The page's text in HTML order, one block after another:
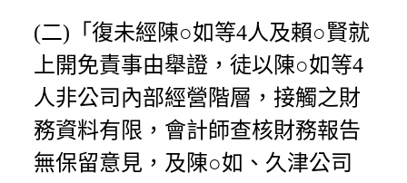
(二)「復未經陳○如等4人及賴○賢就
上開免責事由舉證，徒以陳○如等4
人非公司內部經營階層，接觸之財
務資料有限，會計師查核財務報告
無保留意見，及陳○如、久津公司